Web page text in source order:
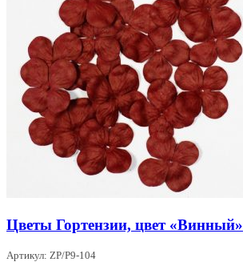
Цветы Гортензии, цвет «Винный»
Артикул: ZP/P9-104